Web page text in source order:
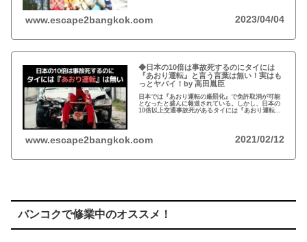
www.escape2bangkok.com 2023/04/04
◆日本の10倍は事故死するのにタイには
『あおり運転』と言う言葉は無い！実はも
っとヤバイ！by 高田胤臣
日本では『あおり運転の厳罰化』で免許取消が可能
となったと盛んに報道されている。しかし、日本の
10倍以上交通事故死があるタイには『あおり運転』
www.escape2bangkok.com 2021/02/12
バンコクで修業中のオススメ！